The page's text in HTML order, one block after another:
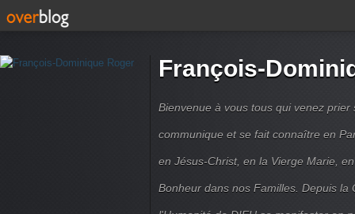
François-
Bienvenue à vous tous qui venez prier
communique et se fait connaître en
en Jésus-Christ, en la Vierge Marie,
Bonheur dans nos Familles. Depuis la